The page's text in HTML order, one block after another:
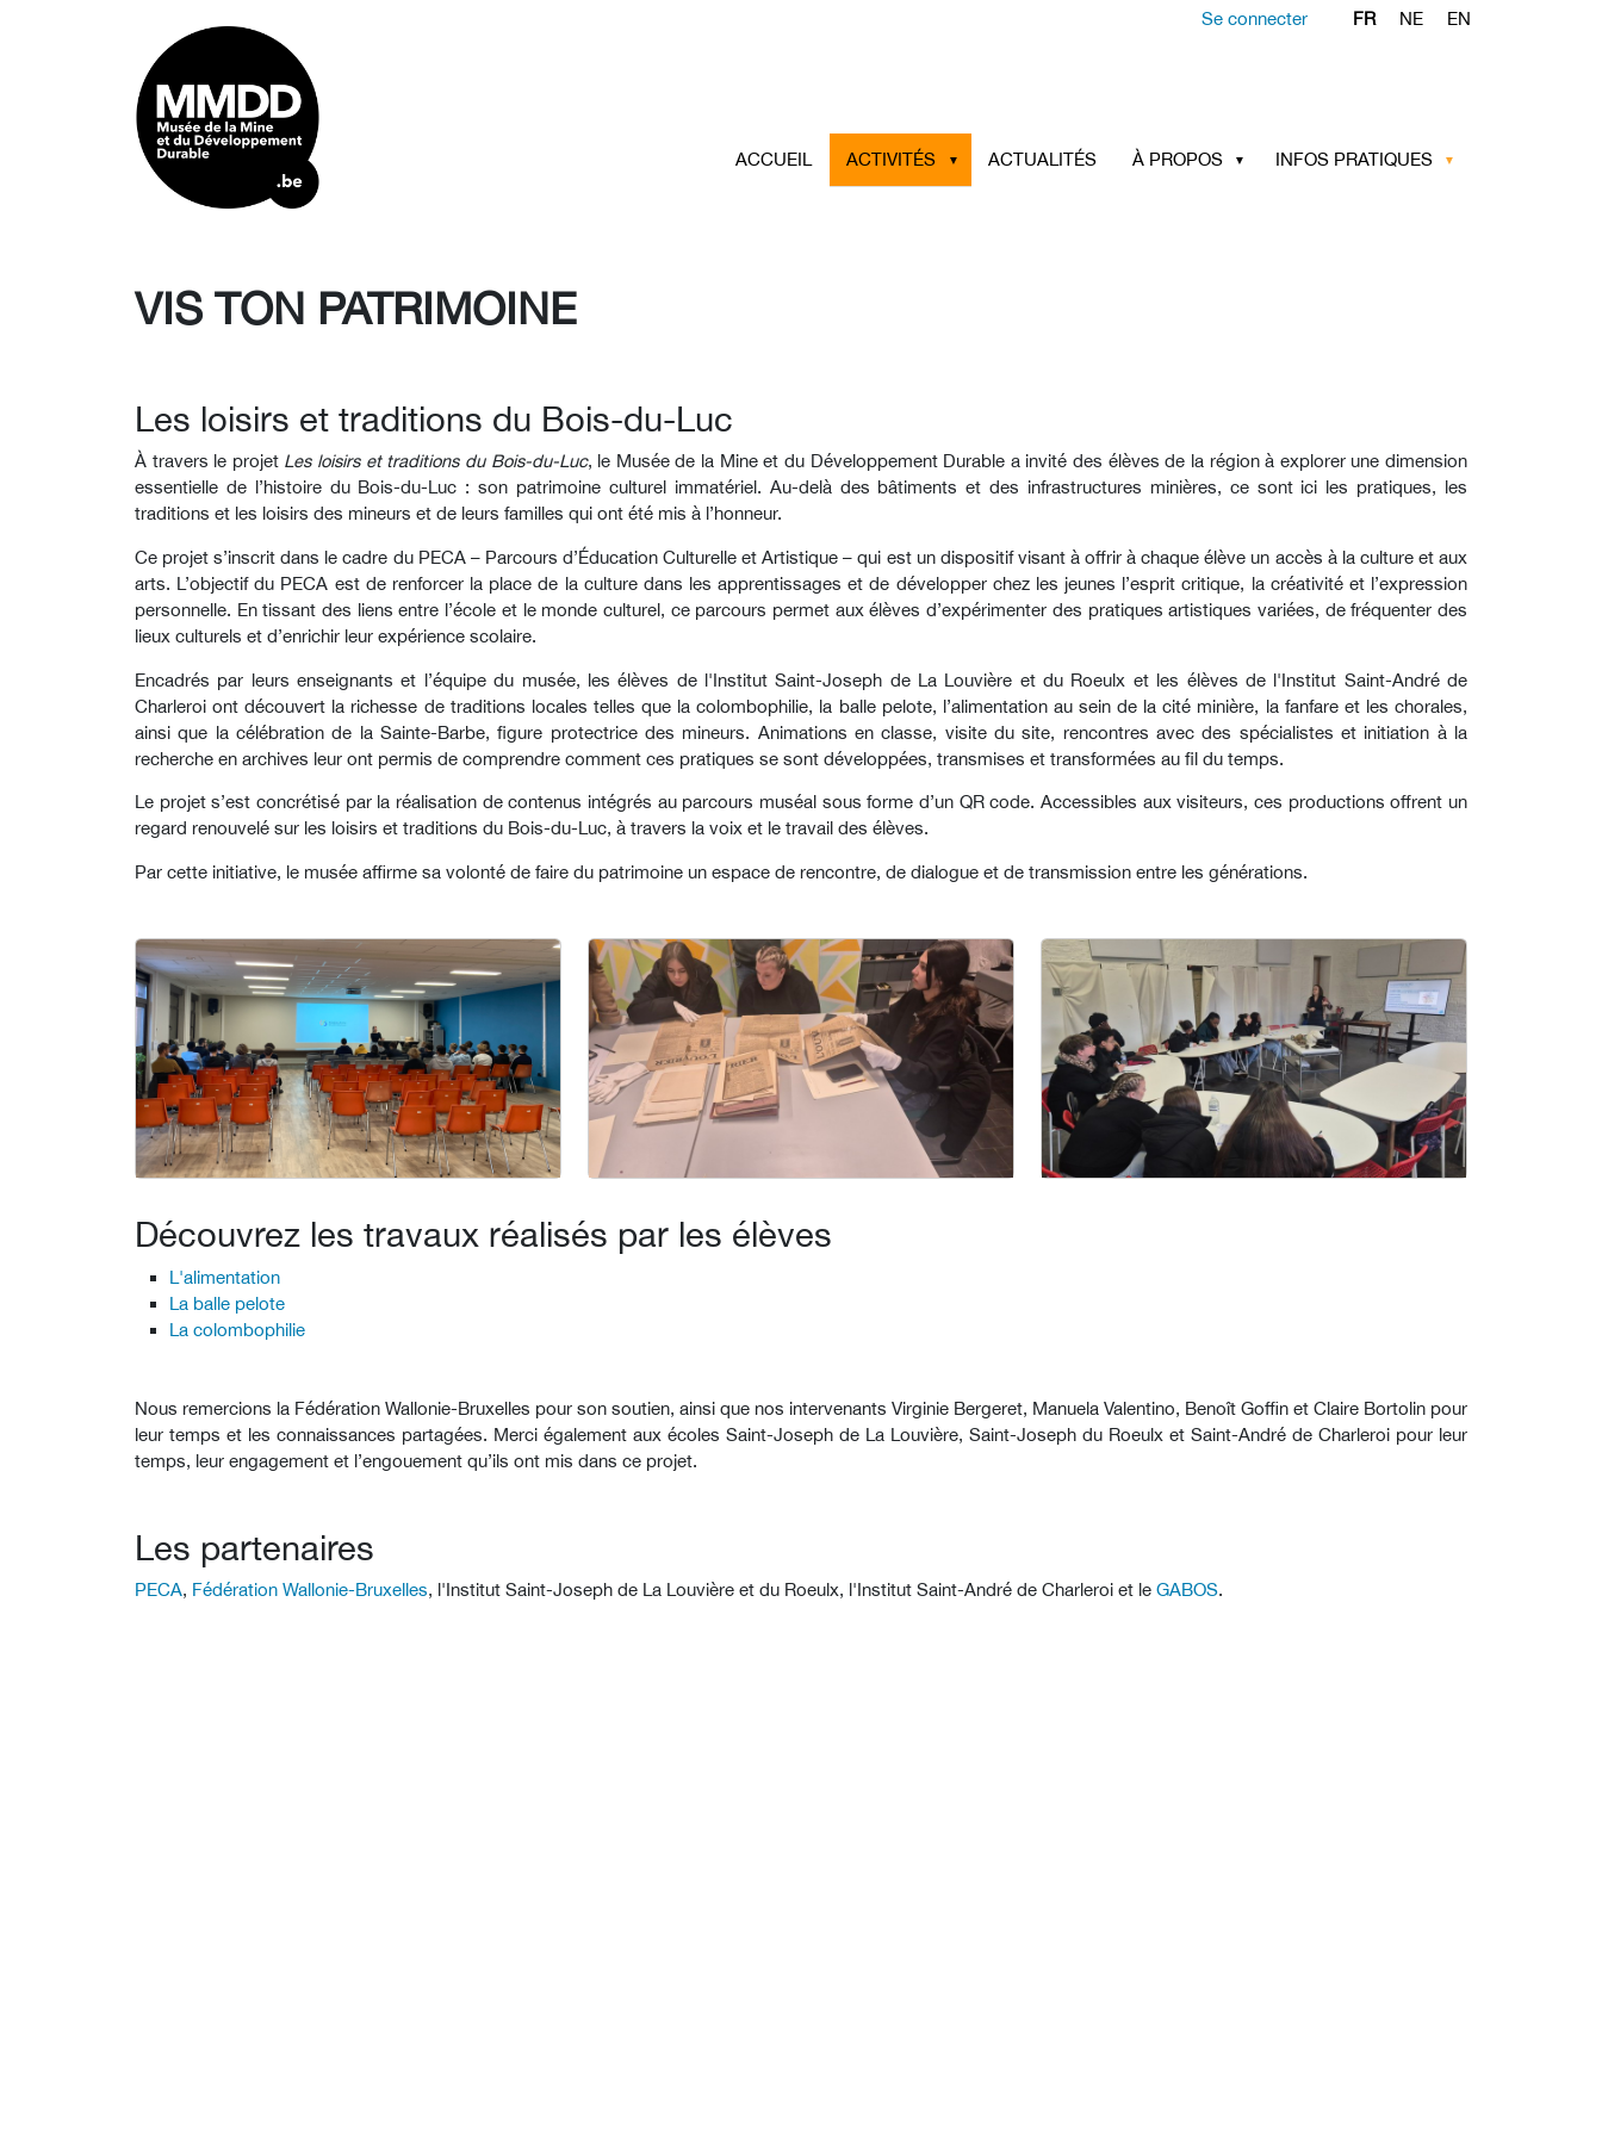
Se connecter FR NE EN
ACCUEIL ACTIVITÉS ACTUALITÉS À PROPOS INFOS PRATIQUES
VIS TON PATRIMOINE
Les loisirs et traditions du Bois-du-Luc
À travers le projet Les loisirs et traditions du Bois-du-Luc, le Musée de la Mine et du Développement Durable a invité des élèves de la région à explorer une dimension
essentielle de l’histoire du Bois-du-Luc : son patrimoine culturel immatériel. Au-delà des bâtiments et des infrastructures minières, ce sont ici les pratiques, les
traditions et les loisirs des mineurs et de leurs familles qui ont été mis à l’honneur.
Ce projet s’inscrit dans le cadre du PECA – Parcours d’Éducation Culturelle et Artistique – qui est un dispositif visant à offrir à chaque élève un accès à la culture et aux
arts. L’objectif du PECA est de renforcer la place de la culture dans les apprentissages et de développer chez les jeunes l’esprit critique, la créativité et l’expression
personnelle. En tissant des liens entre l’école et le monde culturel, ce parcours permet aux élèves d’expérimenter des pratiques artistiques variées, de fréquenter des
lieux culturels et d’enrichir leur expérience scolaire.
Encadrés par leurs enseignants et l’équipe du musée, les élèves de l'Institut Saint-Joseph de La Louvière et du Roeulx et les élèves de l'Institut Saint-André de
Charleroi ont découvert la richesse de traditions locales telles que la colombophilie, la balle pelote, l’alimentation au sein de la cité minière, la fanfare et les chorales,
ainsi que la célébration de la Sainte-Barbe, figure protectrice des mineurs. Animations en classe, visite du site, rencontres avec des spécialistes et initiation à la
recherche en archives leur ont permis de comprendre comment ces pratiques se sont développées, transmises et transformées au fil du temps.
Le projet s’est concrétisé par la réalisation de contenus intégrés au parcours muséal sous forme d’un QR code. Accessibles aux visiteurs, ces productions offrent un
regard renouvelé sur les loisirs et traditions du Bois-du-Luc, à travers la voix et le travail des élèves.
Par cette initiative, le musée affirme sa volonté de faire du patrimoine un espace de rencontre, de dialogue et de transmission entre les générations.
Découvrez les travaux réalisés par les élèves
L'alimentation
La balle pelote
La colombophilie
Nous remercions la Fédération Wallonie-Bruxelles pour son soutien, ainsi que nos intervenants Virginie Bergeret, Manuela Valentino, Benoît Goffin et Claire Bortolin pour
leur temps et les connaissances partagées. Merci également aux écoles Saint-Joseph de La Louvière, Saint-Joseph du Roeulx et Saint-André de Charleroi pour leur
temps, leur engagement et l’engouement qu’ils ont mis dans ce projet.
Les partenaires
PECA, Fédération Wallonie-Bruxelles, l'Institut Saint-Joseph de La Louvière et du Roeulx, l'Institut Saint-André de Charleroi et le GABOS.